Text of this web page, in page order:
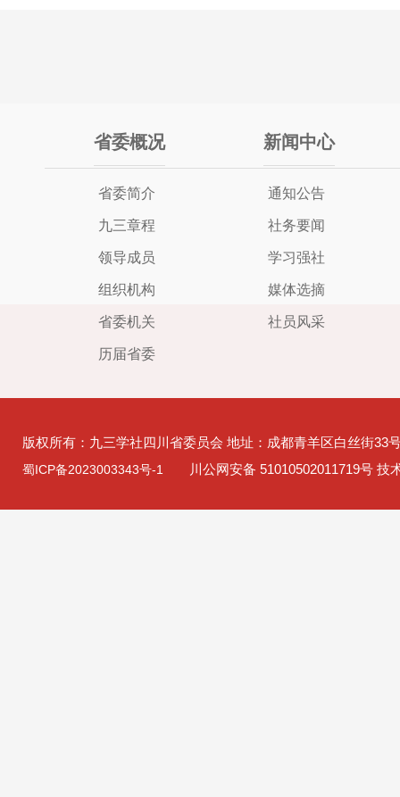
省委概况
省委简介
九三章程
领导成员
组织机构
省委机关
历届省委
新闻中心
通知公告
社务要闻
学习强社
媒体选摘
社员风采
版权所有：九三学社四川省委员会 地址：成都青羊区白丝街33
蜀ICP备2023003343号-1 川公网安备 51010502011719号 技